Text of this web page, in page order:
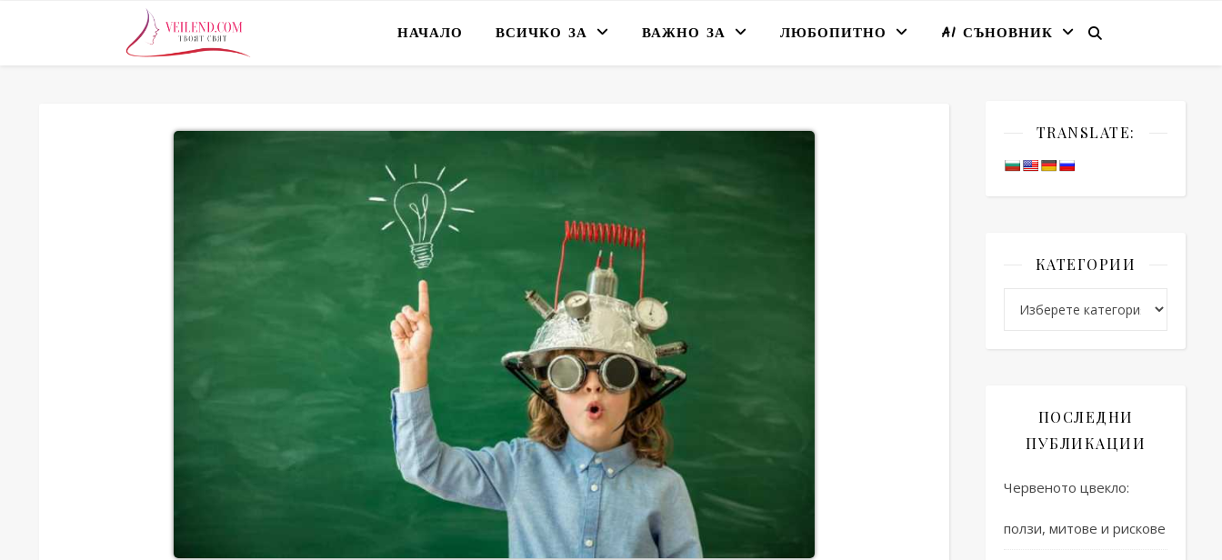
НАЧАЛО ВСИЧКО ЗА ВАЖНО ЗА ЛЮБОПИТНО AI СЪНОВНИК
TRANSLATE:
КАТЕГОРИИ
ПОСЛЕДНИ
ПУБЛИКАЦИИ
Червеното цвекло:
ползи, митове и рискове